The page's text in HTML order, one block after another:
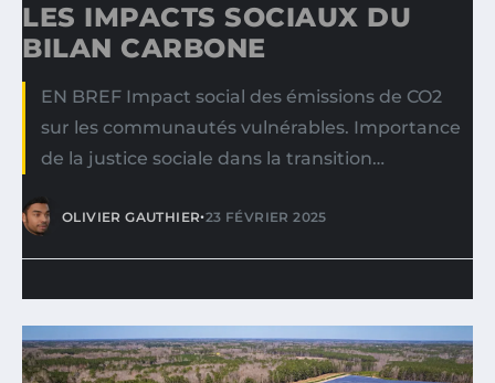
LES IMPACTS SOCIAUX DU
BILAN CARBONE
EN BREF Impact social des émissions de CO2
sur les communautés vulnérables. Importance
de la justice sociale dans la transition…
OLIVIER GAUTHIER•23 FÉVRIER 2025